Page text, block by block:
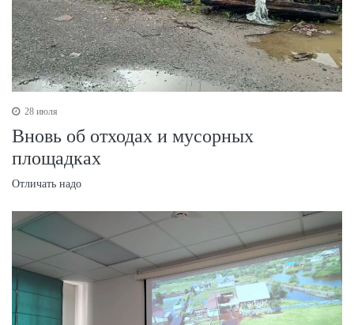
28 июля
Вновь об отходах и мусорных
площадках
Отличать надо